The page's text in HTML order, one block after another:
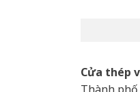
Cửa thép